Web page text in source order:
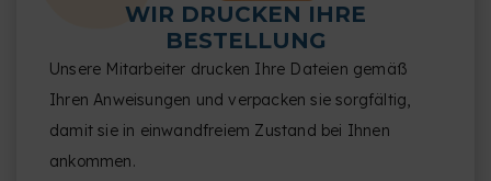
WIR DRUCKEN IHRE
BESTELLUNG
Unsere Mitarbeiter drucken Ihre Dateien gemäß
Ihren Anweisungen und verpacken sie sorgfältig,
damit sie in einwandfreiem Zustand bei Ihnen
ankommen.